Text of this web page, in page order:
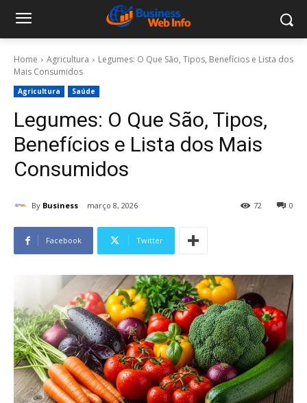
Home Agricultura
Legumes: O Que São, Tipos, Benefícios e Lista dos
Mais Consumidos
Agricultura Saúde
Legumes: O Que São, Tipos,
Benefícios e Lista dos Mais
Consumidos
By Business março 8, 2026 0
72
Facebook Twitter